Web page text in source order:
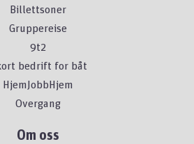
Billettsoner
Gruppereise
9t2
bedrift for båt
HjemJobbHjem
Overgang
Om oss